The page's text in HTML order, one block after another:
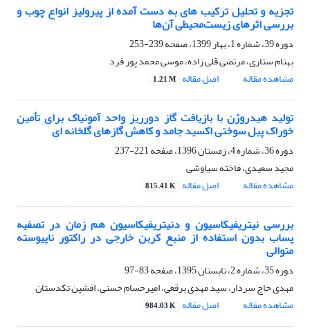
تجزیه و تحلیل ترکیب های به دست آمده از پیرولیز انواع چوب و
بررسی اثرهای زیست‌محیطی آن‌ها
دوره 39، شماره 1، بهار 1399، صفحه
239-253
بهنام ستاری، مرتضی قلی زاده، موسی محمد پور فرد
مشاهده مقاله
اصل مقاله 1.21 M
تولید هیدروژن با بازیافت گاز دورریز واحد آمونیاک برای تأمین
خوراک پیل سوختی اکسید جامد و کاهش گازهای گلخانه ای
دوره 36، شماره 4، زمستان 1396، صفحه
221-237
مجید سعیدی، فاخته سیاوشی
مشاهده مقاله
اصل مقاله 815.41 K
بررسی نیتریفیکاسیون و دنیتریفیکاسیون هم زمان در تصفیه
پساب بدون استفاده از منبع کربن خارجی در راکتور ناپیوسته
متوالی
دوره 35، شماره 2، تابستان 1395، صفحه
83-97
مهدی حاج سردار، سید مهدی برقعی، امیرحسام حسنی، افشین تکدستان
مشاهده مقاله
اصل مقاله 984.03 K